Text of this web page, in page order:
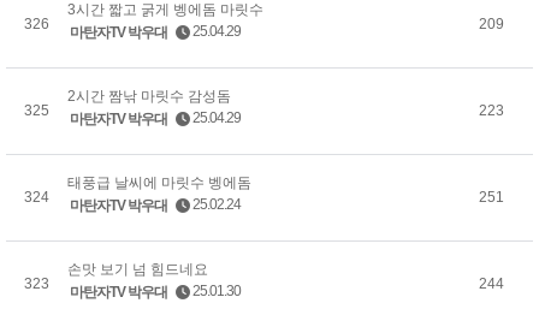
326
3시간 짧고 굵게 벵에돔 마릿수
마탄자TV 박우대
25.04.29 209
325
2시간 짬낚 마릿수 감성돔
마탄자TV 박우대
25.04.29 223
324
태풍급 날씨에 마릿수 벵에돔
마탄자TV 박우대
25.02.24 251
323
손맛 보기 넘 힘드네요
마탄자TV 박우대
25.01.30 244